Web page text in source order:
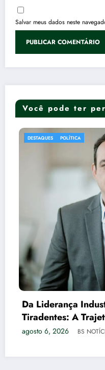
Salvar meus dados neste
Você pode ter
DESTAQUES POLÍTICA
Da Liderança
Tiradentes: A
Xadrez do Vice no
agosto 6, 2026 BS